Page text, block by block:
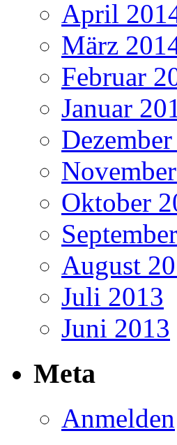
April
März
Februar
Januar
Oktober
August
Juli 2013
Juni 2013
Meta
Anmelden